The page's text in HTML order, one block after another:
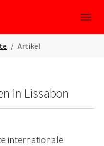
Artikel
in Lissabon
internationale